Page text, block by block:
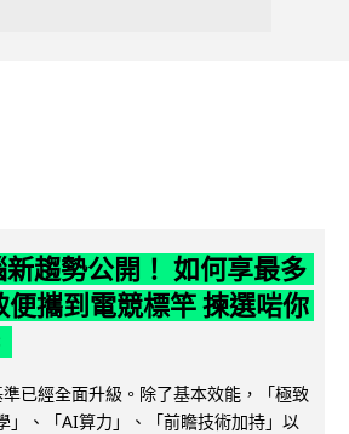
趨勢公開！ 如何享最多
攜到電競標竿 揀選啱你
已經全面升級。除了基本效能，「極致
」、「AI算力」、「前瞻技術加持」以